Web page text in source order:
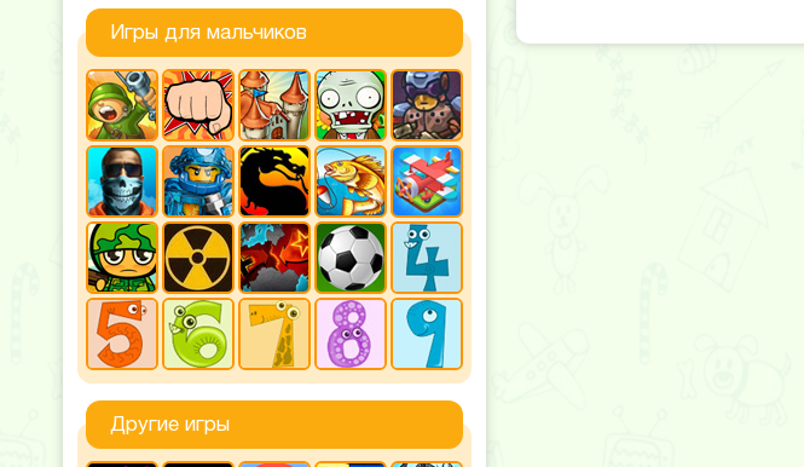
Игры для мальчиков
Другие игры